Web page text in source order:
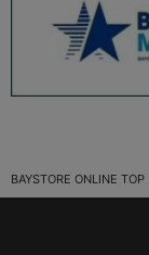
BAYSTORE ONLINE TOP